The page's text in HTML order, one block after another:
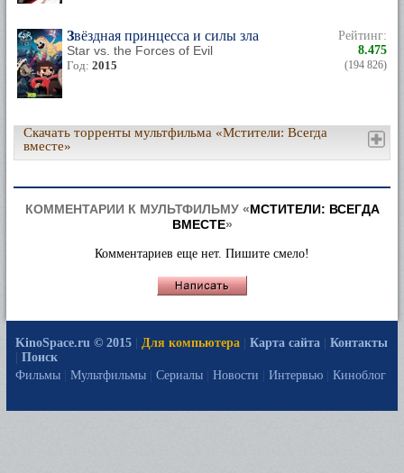
Звёздная принцесса и силы зла
Star vs. the Forces of Evil
Год: 2015
Рейтинг:
8.475
(194 826)
Скачать торренты мультфильма «Мстители: Всегда
вместе»
КОММЕНТАРИИ К МУЛЬТФИЛЬМУ «МСТИТЕЛИ: ВСЕГДА
ВМЕСТЕ»
Комментариев еще нет. Пишите смело!
KinoSpace.ru © 2015 | Для компьютера | Карта сайта | Контакты
| Поиск
Фильмы
Мультфильмы Сериалы Новости Интервью Киноблог